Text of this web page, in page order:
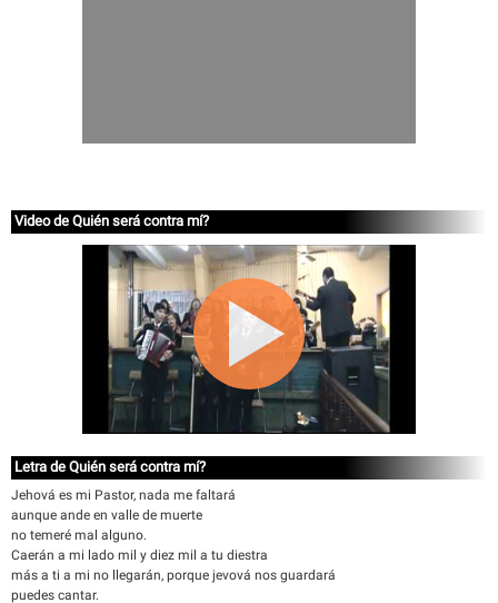
Video de Quién será contra mí?
Letra de Quién será contra mí?
Jehová es mi Pastor, nada me faltará
aunque ande en valle de muerte
no temeré mal alguno.
Caerán a mi lado mil y diez mil a tu diestra
más a ti a mi no llegarán, porque jevová nos guardará
puedes cantar.